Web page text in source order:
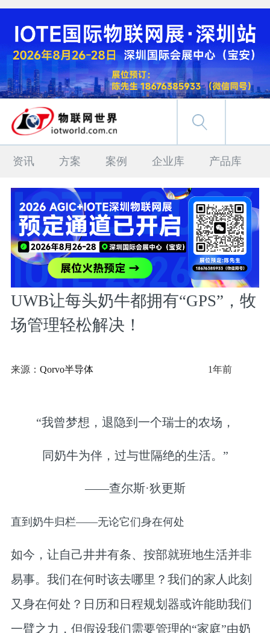
资讯 方案 案例 企业库 产品库
UWB让每头奶牛都拥有“GPS”，牧
场管理轻松解决！
来源： Qorvo半导体 1年前
“我曾梦想，退隐到一个瑞士的农场，
同奶牛为伴，过与世隔绝的生活。”
——查尔斯·狄更斯
直到奶牛归栏——无论它们身在何处
如今，让自己井井有条、按部就班地生活并非
易事。我们在何时该去哪里？我们的家人此刻
又身在何处？日历和日程规划器或许能助我们
一臂之力，但假设我们需要管理的“家庭”由奶